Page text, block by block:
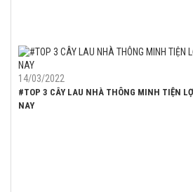
14/03/2022
#TOP 3 CÂY LAU NHÀ THÔNG MINH TIỆN
NAY